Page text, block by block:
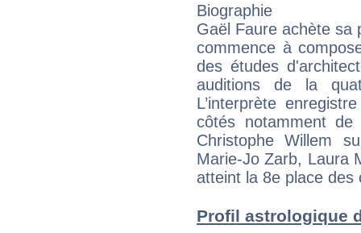
Biographie
Gaël Faure achète sa
commence à
des études
auditions de la
L’interprète
côtés notamment
Christophe Willem
Marie-Jo Zarb, Laura
atteint la 8e place des
Profil astrologique